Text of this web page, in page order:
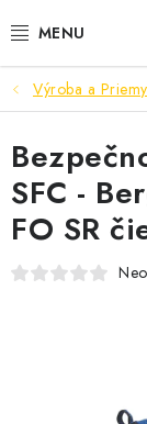
na
PRACOVNÁ A
VÝPREDAJ
VLOŽKY
Výroba a
SFC -
FO SR